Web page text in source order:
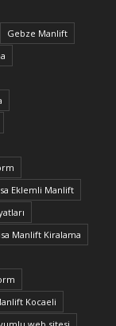
Gebze Manlift
Eklemli Manlift
Manlift Kiralama
Kocaeli